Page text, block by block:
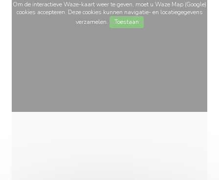
Om de interactieve Waze-kaart weer te geven, moet u Waze Map (Google)
cookies accepteren. Deze cookies kunnen navigatie- en locatiegegevens
verzamelen.
Toestaan